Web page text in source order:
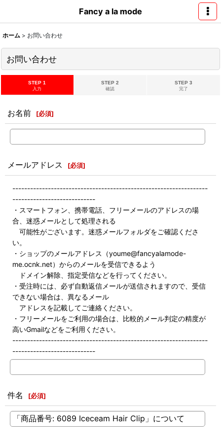
Fancy a la mode
ホーム > お問い合わせ
お問い合わせ
STEP 1
入力
STEP 2
確認
STEP 3
完了
お名前 [必須]
メールアドレス [必須]
------------------------------------------------------------------
----------------------------
・スマートフォン、携帯電話、フリーメールのアドレスの場
合、迷惑メールとして処理される
可能性がございます。迷惑メールフォルダをご確認くださ
い。
・ショップのメールアドレス（youme@fancyalamode-
me.ocnk.net）からのメールを受信できるよう
ドメイン解除、指定受信などを行ってください。
・受注時には、必ず自動返信メールが送信されますので、受信
できない場合は、異なるメール
アドレスを記載してご連絡ください。
・フリーメールをご利用の場合は、比較的メール判定の精度が
高いGmailなどをご利用ください。
------------------------------------------------------------------
----------------------------
件名 [必須]